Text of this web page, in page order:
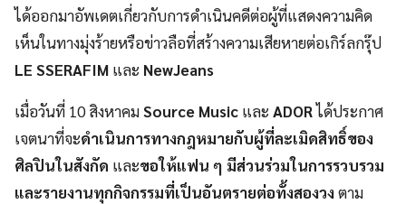
ได้ออกมาอัพเดตเกี่ยวกับการดำเนินคดีต่อผู้ที่แสดงความคิด
เห็นในทางมุ่งร้ายหรือข่าวลือที่สร้างความเสียหายต่อเกิร์ลกรุ๊ป
LE SSERAFIM และ NewJeans
เมื่อวันที่ 10 สิงหาคมSource Music และ ADORได้ประกาศ
เจตนาที่จะดำเนินการทางกฎหมายกับผู้ที่ละเมิดสิทธิ์ของ
ศิลปินในสังกัด และขอให้แฟน ๆ มีส่วนร่วมในการรวบรวม
และรายงานทุกกิจกรรมที่เป็นอันตรายต่อทั้งสองวงตาม